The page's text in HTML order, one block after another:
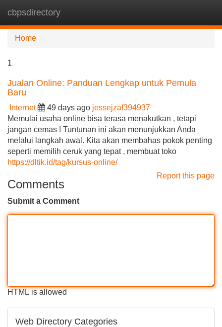
cbpsdirectory
Home
1
Jualan Online: Panduan Lengkap untuk Pemula
Baru
Internet 49 days ago jessejzaf394937
Memulai usaha online bisa terasa menakutkan , tetapi
jangan cemas ! Tuntunan ini akan menunjukkan Anda
melalui langkah awal. Kita akan membahas pokok penting
seperti memilih ceruk yang tepat , membuat toko
https://dltik.id/tag/kursus-online/
Report this page
Comments
Submit a Comment
HTML is allowed
Web Directory Categories